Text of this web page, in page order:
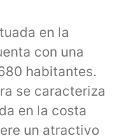
en la
con una
habitantes.
se caracteriza
en la costa
un atractivo